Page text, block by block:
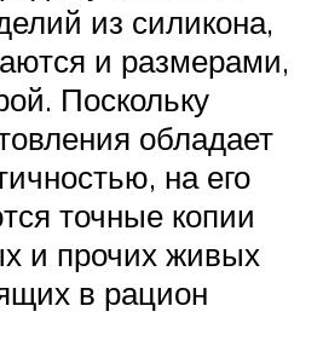
из силикона,
и размерами,
Поскольку
обладает
на его
точные копии
и прочих живых
в рацион